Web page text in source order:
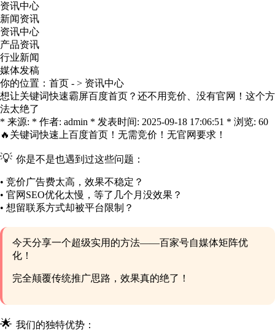
资讯中心
新闻资讯
资讯中心
产品资讯
行业新闻
媒体发稿
你的位置： 首页 - > 资讯中心
想让关键词快速霸屏百度首页？还不用竞价、没有官网！这个方
法太绝了
* 来源: * 作者: admin * 发表时间: 2025-09-18 17:06:51 * 浏览: 60
🔥关键词快速上百度首页！无需竞价！无官网要求！
💡 你是不是也遇到过这些问题：
• 竞价广告费太高，效果不稳定？
• 官网SEO优化太慢，等了几个月没效果？
• 想留联系方式却被平台限制？
今天分享一个超级实用的方法——百家号自媒体矩阵优
化 ！
完全颠覆传统推广思路，效果真的绝了！
🌟 我们的独特优势：